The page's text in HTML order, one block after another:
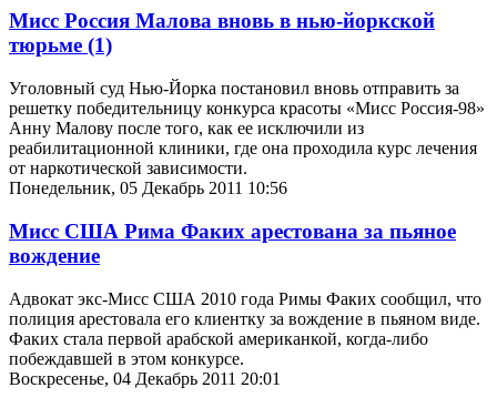
Мисс Россия Малова вновь в нью-йоркской
тюрьме (1)
Уголовный суд Нью-Йорка постановил вновь отправить за
решетку победительницу конкурса красоты «Мисс Россия-98»
Анну Малову после того, как ее исключили из
реабилитационной клиники, где она проходила курс лечения
от наркотической зависимости.
Понедельник, 05 Декабрь 2011 10:56
Мисс США Рима Факих арестована за пьяное
вождение
Адвокат экс-Мисс США 2010 года Римы Факих сообщил, что
полиция арестовала его клиентку за вождение в пьяном виде.
Факих стала первой арабской американкой, когда-либо
побеждавшей в этом конкурсе.
Воскресенье, 04 Декабрь 2011 20:01